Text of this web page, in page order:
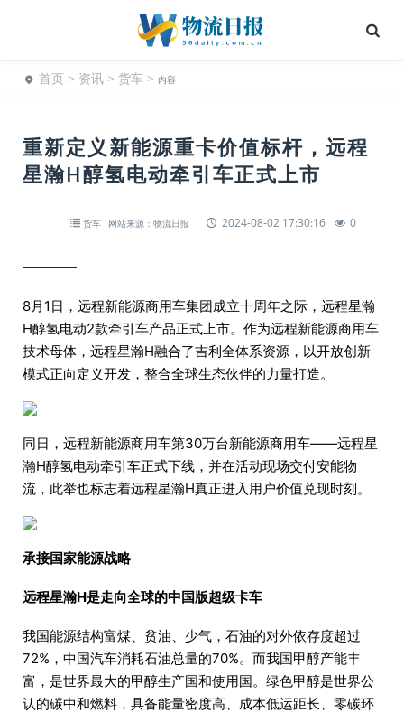
首页 > 资讯 > 货车 > 内容
重新定义新能源重卡价值标杆，远程
星瀚H醇氢电动牵引车正式上市
货车 网站来源：物流日报 2024-08-02 17:30:16 0
8月1日，远程新能源商用车集团成立十周年之际，远程星瀚
H醇氢电动2款牵引车产品正式上市。作为远程新能源商用车
技术母体，远程星瀚H融合了吉利全体系资源，以开放创新
模式正向定义开发，整合全球生态伙伴的力量打造。
同日，远程新能源商用车第30万台新能源商用车——远程星
瀚H醇氢电动牵引车正式下线，并在活动现场交付安能物
流，此举也标志着远程星瀚H真正进入用户价值兑现时刻。
承接国家能源战略
远程星瀚H是走向全球的中国版超级卡车
我国能源结构富煤、贫油、少气，石油的对外依存度超过
72%，中国汽车消耗石油总量的70%。而我国甲醇产能丰
富，是世界最大的甲醇生产国和使用国。绿色甲醇是世界公
认的碳中和燃料，具备能量密度高、成本低运距长、零碳环